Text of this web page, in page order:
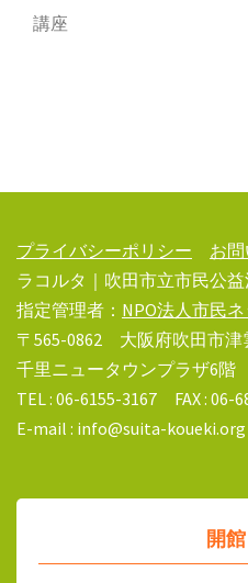
講座
プライバシーポリシー
お
ラコルタ｜吹田市立市民公
指定管理者： NPO法人市民
〒565-0862 大阪府吹田市津
千里ニュータウンプラザ6階
TEL : 06-6155-3167 FAX : 06-
E-mail : info@suita-koueki.org
開